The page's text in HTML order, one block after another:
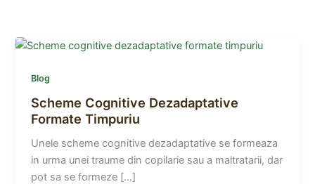
Blog
Scheme Cognitive Dezadaptative
Formate Timpuriu
Unele scheme cognitive dezadaptative se formeaza
in urma unei traume din copilarie sau a maltratarii, dar
pot sa se formeze […]